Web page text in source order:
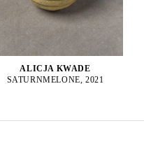
ALICJA KWADE
SATURNMELONE, 2021